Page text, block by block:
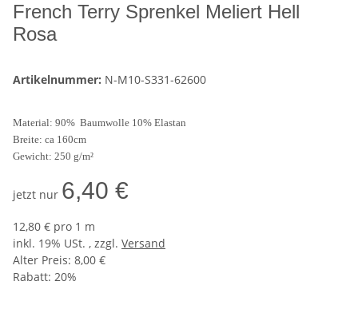
French Terry Sprenkel Meliert Hell
Rosa
Artikelnummer: N-M10-S331-62600
Material: 90% Baumwolle 10% Elastan
Breite: ca 160cm
Gewicht: 250 g/m²
jetzt nur 6,40 €
12,80 € pro 1 m
inkl. 19% USt. , zzgl. Versand
Alter Preis: 8,00 €
Rabatt: 20%